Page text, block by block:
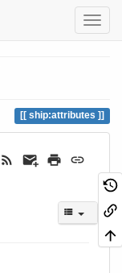
ship:attributes